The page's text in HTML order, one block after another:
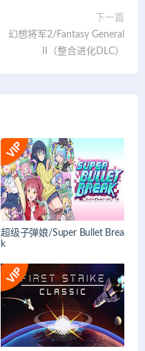
下一篇
幻想将军2/Fantasy General
II（整合进化DLC）
超级子弹娘/Super Bullet Brea
k